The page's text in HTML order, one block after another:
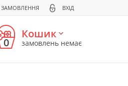
ЗАМОВЛЕННЯ ВХІД
0
Кошик
замовлень немає